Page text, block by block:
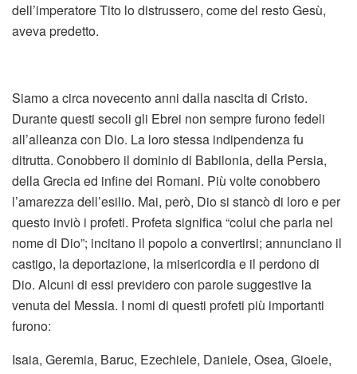
dell’imperatore Tito lo distrussero, come del resto Gesù,
aveva predetto.
Siamo a circa novecento anni dalla nascita di Cristo.
Durante questi secoli gli Ebrei non sempre furono fedeli
all’alleanza con Dio. La loro stessa indipendenza fu
ditrutta. Conobbero il dominio di Babilonia, della Persia,
della Grecia ed infine dei Romani. Più volte conobbero
l’amarezza dell’esilio. Mai, però, Dio si stancò di loro e per
questo inviò i profeti. Profeta significa “colui che parla nel
nome di Dio”; incitano il popolo a convertirsi; annunciano il
castigo, la deportazione, la misericordia e il perdono di
Dio. Alcuni di essi previdero con parole suggestive la
venuta del Messia. I nomi di questi profeti più importanti
furono:
Isaia, Geremia, Baruc, Ezechiele, Daniele, Osea, Gioele,